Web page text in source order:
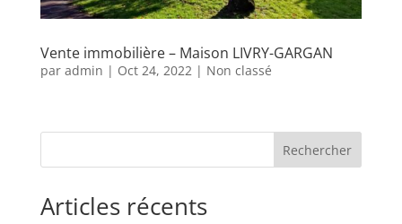
Vente immobilière – Maison LIVRY-GARGAN
par admin | Oct 24, 2022| Non classé
Rechercher
Articles récents